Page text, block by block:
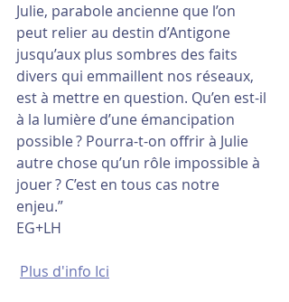
Julie, parabole ancienne que l’on
peut relier au destin d’Antigone
jusqu’aux plus sombres des faits
divers qui emmaillent nos réseaux,
est à mettre en question. Qu’en est-il
à la lumière d’une émancipation
possible ? Pourra-t-on offrir à Julie
autre chose qu’un rôle impossible à
jouer ? C’est en tous cas notre
enjeu.”
EG+LH
Plus d'info Ici